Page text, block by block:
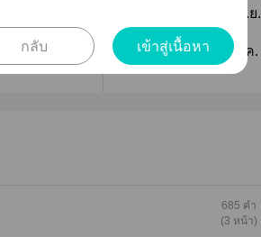
ติดตาม
11 ก.
แก้ไขล่าสุด : 01 พ.ค
685 คำ
(3 หน้า)
กลับ เข้าสู่เนื้อหา